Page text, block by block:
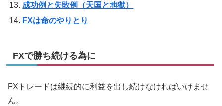
成功例と失敗例（天国と地獄）
FXは命のやりとり
FXで勝ち続ける為に
FXトレードは継続的に利益を出し続けなければいけませ
ん。